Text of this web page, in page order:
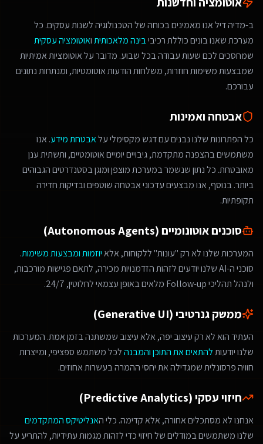
ב-מדיה דיל אנו מאמינים בכוחה של הטכנולוגיה לשנות עסקים. כל
מערכת שאנו בונים כוללת רכיביבינה מלאכותיתואוטומציה עסקית
שמחסכים לכם שעות עבודה בכל שבוע. מדובר על אוטומציות אמיתיות
שמבצעות משימות חוזרות, משלחות הודעות אוטומטיות, ומנתחות נתונים
עבורכם.
אבטחה ואמינות
כל הפתרונות שלנו נבנים עם דגש מקסימלי עלאבטחת מידע. אנו
משתמשים בהצפנה מתקדמת, גיבויים יומיים אוטומטיים, ותשתית ענן
מאובטחת. כל נתון שנשמר במערכת מוצפן ומוגן בסטנדרטים הגבוהים
ביותר. בנוסף, אנו מבצעים עדכוני אבטחה שוטפים ובדיקות חדירה
תקופתיות.
סוכנים אוטונומיים (Autonomous Agents)
המערכות שלנו לא רק "עונות" ללקוחות, אלאיוזמות ומבצעות משימות.
סוכני ה-AI שלנו יודעים לזהות הזדמנויות מכירה, לתאם פגישות מורכבות,
ולנהל תהליכי Follow-up מלאים באופן עצמאי לחלוטין, 24/7.
ממשק גנרטיבי (Generative UI)
העתיד הוא לא רק עיצוב יפה, אלא עיצוב שמשתנה בזמן אמת. המערכות
שלנו יודעותלהתאים את התוכן והמבנהלכל משתמש ספציפי, ומייצרות
חוויה פרסונלית שמגדילה את יחסי ההמרה בעשרות אחוזים.
חיזוי עסקי (Predictive Analytics)
אנחנו לא מסתכלים אחורה, אלא קדימה. כלי האנליטיקס המתקדמים
שלנו משתמשים במודלים של חיזוי כדי לזהות מגמות עתידיות, להתריע על